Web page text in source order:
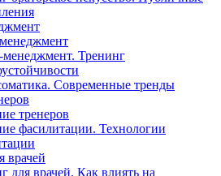
менеджмент. Тренинг
Современные тренды
тренеров
фасилитации. Технологии
врачей
для врачей. Как влиять на